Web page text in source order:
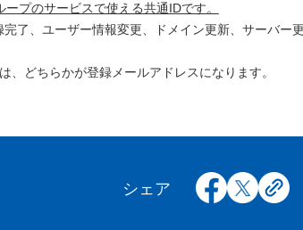
プのサービスで使える共通IDです。
了、ユーザー情報変更、ドメイン更新、サーバー
、どちらかが登録メールアドレスになります。
シェア facebook
x